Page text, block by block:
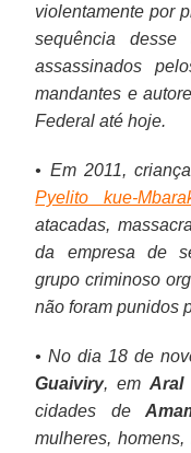
violentamente por
sequência desse
assassinados
mandantes e
Federal até hoje.
• Em 2011,
Pyelito kue-
atacadas,
da empresa de
grupo criminoso
não foram punidos
• No dia 18 de
Guaiviry, emAral
cidades de
mulheres,